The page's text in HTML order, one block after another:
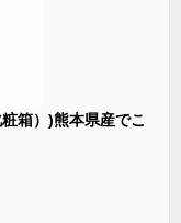
箱）)熊本県産でこ